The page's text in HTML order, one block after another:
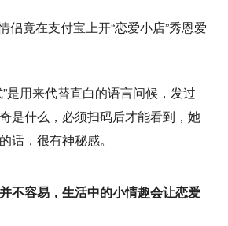
是用来代替直白的语言问候，发过
是什么，必须扫码后才能看到，她
话，很有神秘感。
不容易，生活中的小情趣会让恋爱